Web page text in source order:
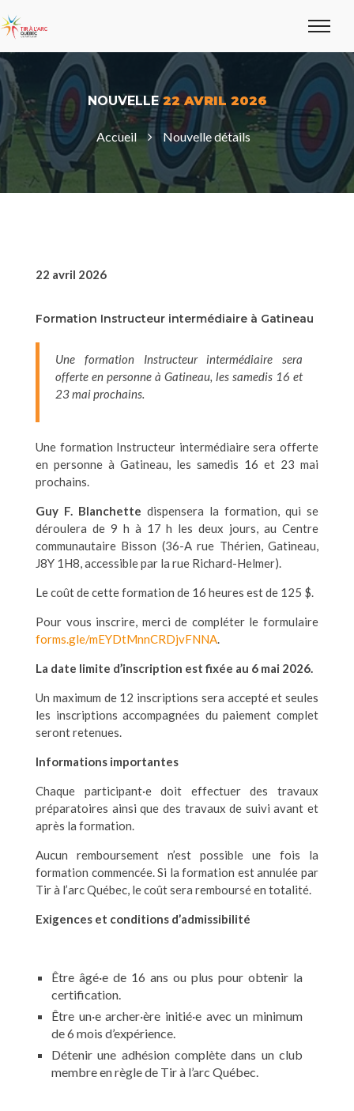
NOUVELLE22 AVRIL 2026
Accueil Nouvelle détails
22 avril 2026
Formation Instructeur intermédiaire à Gatineau
Une formation Instructeur intermédiaire sera
offerte en personne à Gatineau, les samedis 16 et
23 mai prochains.
Une formation Instructeur intermédiaire sera offerte
en personne à Gatineau, les samedis 16 et 23 mai
prochains.
Guy F. Blanchette dispensera la formation, qui se
déroulera de 9 h à 17 h les deux jours, au Centre
communautaire Bisson (36-A rue Thérien, Gatineau,
J8Y 1H8, accessible par la rue Richard-Helmer).
Le coût de cette formation de 16 heures est de 125 $.
Pour vous inscrire, merci de compléter le formulaire
forms.gle/mEYDtMnnCRDjvFNNA.
La date limite d’inscription est fixée au 6 mai 2026.
Un maximum de 12 inscriptions sera accepté et seules
les inscriptions accompagnées du paiement complet
seront retenues.
Informations importantes
Chaque participant·e doit effectuer des travaux
préparatoires ainsi que des travaux de suivi avant et
après la formation.
Aucun remboursement n’est possible une fois la
formation commencée. Si la formation est annulée par
Tir à l’arc Québec, le coût sera remboursé en totalité.
Exigences et conditions d’admissibilité
Être âgé·e de 16 ans ou plus pour obtenir la
certification.
Être un·e archer·ère initié·e avec un minimum
de 6 mois d’expérience.
Détenir une adhésion complète dans un club
membre en règle de Tir à l’arc Québec.